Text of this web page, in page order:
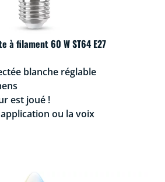
à filament 60 W ST64 E27
blanche réglable
est joué !
ou la voix